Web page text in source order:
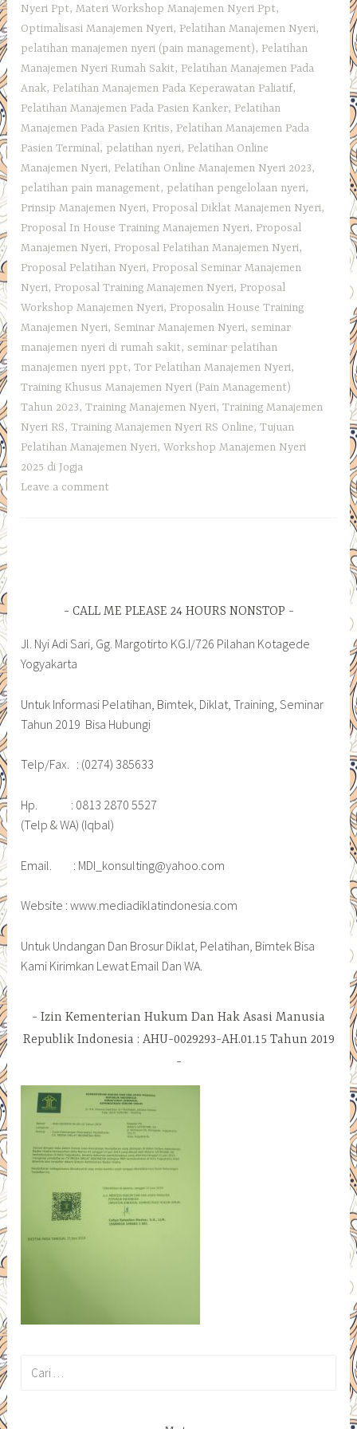
Nyeri Ppt,Materi Workshop Manajemen Nyeri Ppt,
Optimalisasi Manajemen Nyeri, Pelatihan Manajemen Nyeri,
pelatihan manajemen nyeri (pain management), Pelatihan
Manajemen Nyeri Rumah Sakit, Pelatihan Manajemen Pada
Anak, Pelatihan Manajemen Pada Keperawatan Paliatif,
Pelatihan Manajemen Pada Pasien Kanker, Pelatihan
Manajemen Pada Pasien Kritis, Pelatihan Manajemen Pada
Pasien Terminal, pelatihan nyeri, Pelatihan Online
Manajemen Nyeri, Pelatihan Online Manajemen Nyeri 2023,
pelatihan pain management, pelatihan pengelolaan nyeri,
Prinsip Manajemen Nyeri, Proposal Diklat Manajemen Nyeri,
Proposal In House Training Manajemen Nyeri, Proposal
Manajemen Nyeri, Proposal Pelatihan Manajemen Nyeri,
Proposal Pelatihan Nyeri, Proposal Seminar Manajemen
Nyeri, Proposal Training Manajemen Nyeri, Proposal
Workshop Manajemen Nyeri, Proposalin House Training
Manajemen Nyeri, Seminar Manajemen Nyeri,seminar
manajemen nyeri di rumah sakit,seminar pelatihan
manajemen nyeri ppt,Tor Pelatihan Manajemen Nyeri,
Training Khusus Manajemen Nyeri (Pain Management)
Tahun 2023,Training Manajemen Nyeri,Training Manajemen
Nyeri RS,Training Manajemen Nyeri RS Online,Tujuan
Pelatihan Manajemen Nyeri,Workshop Manajemen Nyeri
2025 di Jogja
Leave a comment
CALL ME PLEASE 24 HOURS NONSTOP
Jl. Nyi Adi Sari, Gg. Margotirto KG.I/726 Pilahan Kotagede
Yogyakarta
Untuk Informasi Pelatihan, Bimtek, Diklat, Training, Seminar
Tahun 2019 Bisa Hubungi
Telp/Fax. : (0274) 385633
Hp. : 0813 2870 5527
(Telp & WA) (Iqbal)
Email. : MDI_konsulting@yahoo.com
Website : www.mediadiklatindonesia.com
Untuk Undangan Dan Brosur Diklat, Pelatihan, Bimtek Bisa
Kami Kirimkan Lewat Email Dan WA.
Izin Kementerian Hukum Dan Hak Asasi Manusia
Republik Indonesia : AHU-0029293-AH.01.15 Tahun 2019